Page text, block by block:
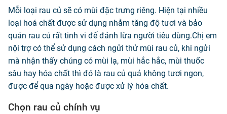
Mỗi loại rau củ sẽ có mùi đặc trưng riêng. Hiện tại nhiều
loại hoá chất được sử dụng nhằm tăng độ tươi và bảo
quản rau củ rất tinh vi để đánh lừa người tiêu dùng.Chị em
nội trợ có thể sử dụng cách ngửi thử mùi rau củ, khi ngửi
mà nhận thấy chúng có mùi lạ, mùi hắc hắc, mùi thuốc
sâu hay hóa chất thì đó là rau củ quả không tươi ngon,
được để qua ngày hoặc được xử lý hóa chất.
Chọn rau củ chính vụ